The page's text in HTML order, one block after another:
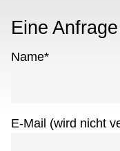
Eine
Name*
E-Mail (wird nicht